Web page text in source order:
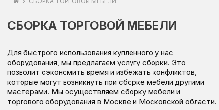
СБОРКА ТОРГОВОЙ МЕБЕЛИ
Для быстрого использования купленного у нас
оборудования, мы предлагаем услугу сборки. Это
позволит сэкономить время и избежать конфликтов,
которые могут возникнуть при сборке мебели другими
мастерами. Мы осуществляем сборку мебели и
торгового оборудования в Москве и Московской области.